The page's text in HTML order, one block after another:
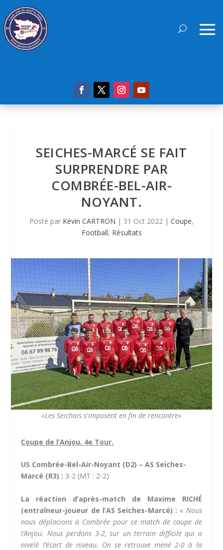
SEICHES-MARCÉ SE FAIT
SURPRENDRE PAR
COMBRÉE-BEL-AIR-
NOYANT.
Posté par Kévin CARTRON | 31 Oct 2022 | Coupe,
Football, Résultats
«Les Seichois s'imposent en fin de rencontre»
Coupe de l’Anjou, 4e Tour.
US Combrée-Bel-Air-Noyant (D2) – AS Seiches-
Marcé (R3) : 3-2 (MT : 2-2)
La réaction d’après-match de Maxime RICHÉ
(entraîneur-joueur de l’AS Seiches-Marcé) : « Nous
nous déplacions à Combrée pour ce match de coupe de
l’Anjou. Nous perdons 3-2, sur un terrain difficile qui a
nivelé l’écart de niveau. On se retrouve mené 2-0 à la